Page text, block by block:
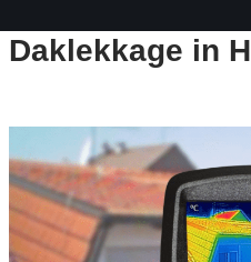
Daklekkage in